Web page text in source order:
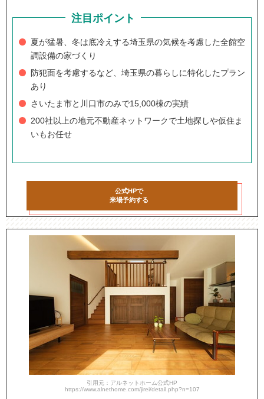
注目ポイント
夏が猛暑、冬は底冷えする埼玉県の気候を考慮した全館空
調設備の家づくり
防犯面を考慮するなど、埼玉県の暮らしに特化したプラン
あり
さいたま市と川口市のみで15,000棟の実績
200社以上の地元不動産ネットワークで土地探しや仮住ま
いもお任せ
公式HPで
来場予約する
引用元：アルネットホーム公式HP
https://www.alnethome.com/jirei/detail.php?n=107